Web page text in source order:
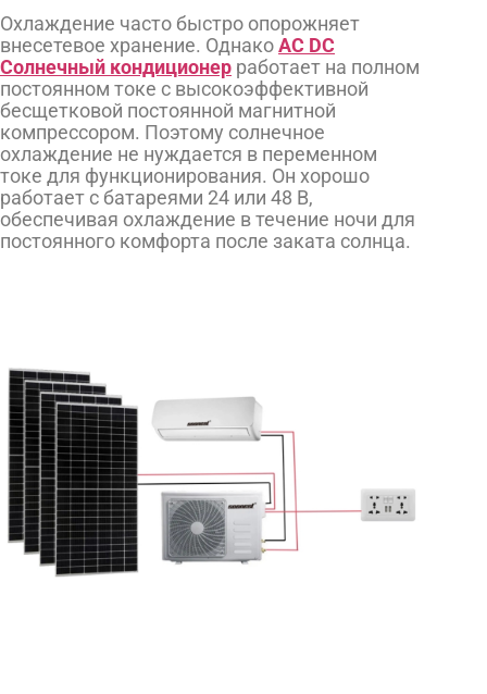
Охлаждение часто быстро опорожняет
внесетевое хранение. ОднакоAC DC
Солнечный кондиционер работает на полном
постоянном токе с высокоэффективной
бесщетковой постоянной магнитной
компрессором. Поэтому солнечное
охлаждение не нуждается в переменном
токе для функционирования. Он хорошо
работает с батареями 24 или 48 В,
обеспечивая охлаждение в течение ночи для
постоянного комфорта после заката солнца.